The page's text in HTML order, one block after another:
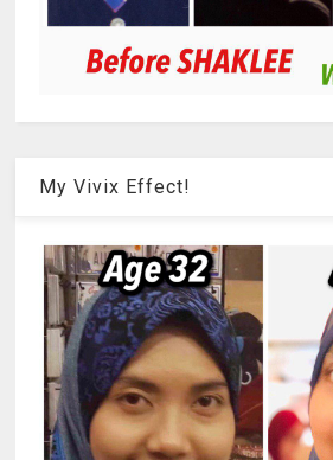
My Vivix Effect!